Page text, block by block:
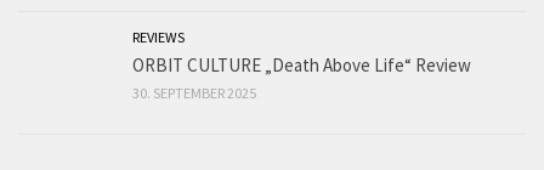
REVIEWS
ORBIT CULTURE „Death Above Life“ Review
30. SEPTEMBER 2025